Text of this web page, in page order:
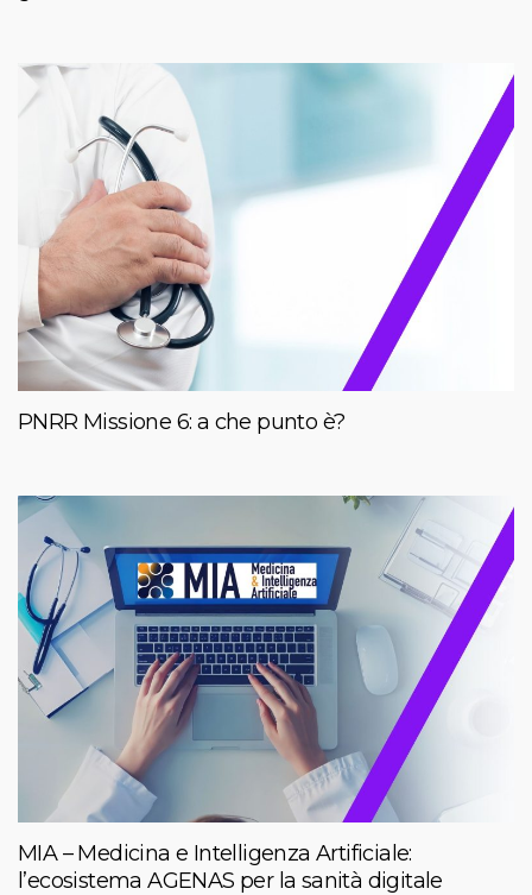
PNRR Missione 6: a che punto è?
MIA – Medicina e Intelligenza Artificiale:
l’ecosistema AGENAS per la sanità digitale